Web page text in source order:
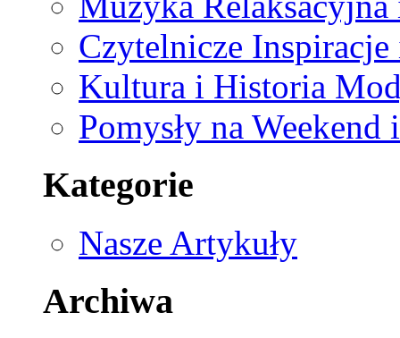
Czytelnicze Inspiracje
Kultura i Historia
Pomysły na
Kategorie
Nasze Artykuły
Archiwa